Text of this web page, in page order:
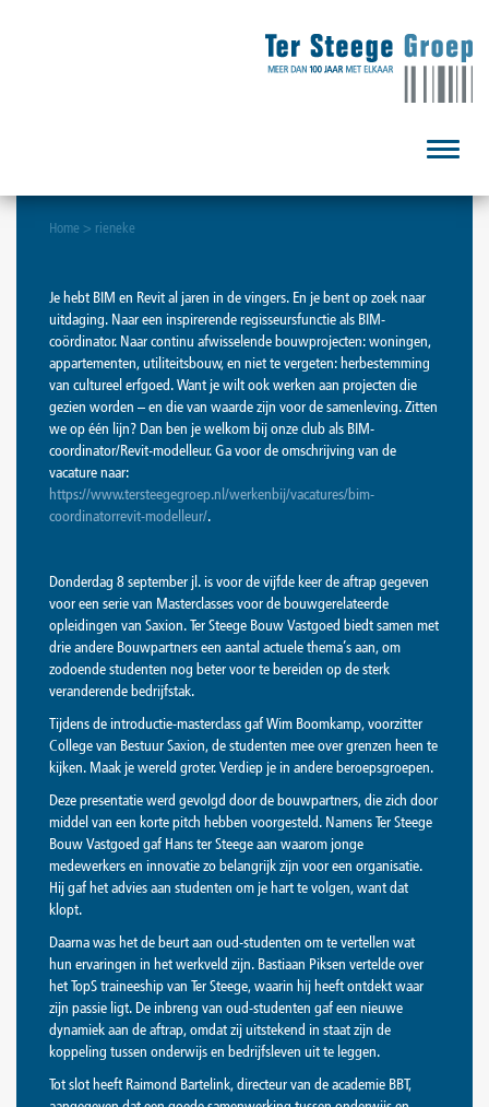
Toggle
Home > rieneke
Je hebt BIM en Revit al jaren in de vingers. En je bent op zoek naar
uitdaging. Naar een inspirerende regisseursfunctie als BIM-
coördinator. Naar continu afwisselende bouwprojecten: woningen,
appartementen, utiliteitsbouw, en niet te vergeten: herbestemming
van cultureel erfgoed. Want je wilt ook werken aan projecten die
gezien worden – en die van waarde zijn voor de samenleving. Zitten
we op één lijn? Dan ben je welkom bij onze club als BIM-
coordinator/Revit-modelleur. Ga voor de omschrijving van de
vacature naar:
https://www.tersteegegroep.nl/werkenbij/vacatures/bim-
coordinatorrevit-modelleur/.
Donderdag 8 september jl. is voor de vijfde keer de aftrap gegeven
voor een serie van Masterclasses voor de bouwgerelateerde
opleidingen van Saxion. Ter Steege Bouw Vastgoed biedt samen met
drie andere Bouwpartners een aantal actuele thema’s aan, om
zodoende studenten nog beter voor te bereiden op de sterk
veranderende bedrijfstak.
Tijdens de introductie-masterclass gaf Wim Boomkamp, voorzitter
College van Bestuur Saxion, de studenten mee over grenzen heen te
kijken. Maak je wereld groter. Verdiep je in andere beroepsgroepen.
Deze presentatie werd gevolgd door de bouwpartners, die zich door
middel van een korte pitch hebben voorgesteld. Namens Ter Steege
Bouw Vastgoed gaf Hans ter Steege aan waarom jonge
medewerkers en innovatie zo belangrijk zijn voor een organisatie.
Hij gaf het advies aan studenten om je hart te volgen, want dat
klopt.
Daarna was het de beurt aan oud-studenten om te vertellen wat
hun ervaringen in het werkveld zijn. Bastiaan Piksen vertelde over
het TopS traineeship van Ter Steege, waarin hij heeft ontdekt waar
zijn passie ligt. De inbreng van oud-studenten gaf een nieuwe
dynamiek aan de aftrap, omdat zij uitstekend in staat zijn de
koppeling tussen onderwijs en bedrijfsleven uit te leggen.
Tot slot heeft Raimond Bartelink, directeur van de academie BBT,